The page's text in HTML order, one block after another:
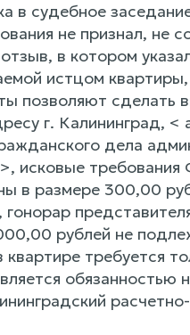
в судебное
не признал, не
в котором
истцом
позволяют сделать
г. Калининград, <
дела
исковые
в размере 300,00
рублей не
квартире требуется